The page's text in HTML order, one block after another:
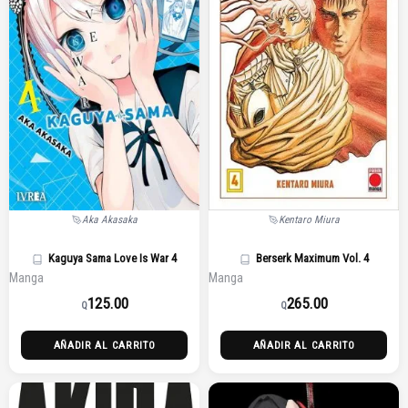
Aka Akasaka
Kaguya Sama Love Is War 4
Manga
Q125.00
AÑADIR AL CARRITO
Kentaro Miura
Berserk Maximum Vol. 4
Manga
Q265.00
AÑADIR AL CARRITO